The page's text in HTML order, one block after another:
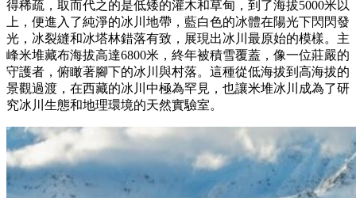
得稀疏，取而代之的是低矮的灌木和草甸，到了海拔5000米以
上，便進入了純淨的冰川地帶，藍白色的冰體在陽光下閃閃發
光，冰裂縫和冰塔林錯落有致，展現出冰川最原始的模樣。主
峰米堆藏布海拔高達6800米，終年被積雪覆蓋，像一位莊嚴的
守護者，俯瞰著腳下的冰川與村落。這種從低海拔到高海拔的
景觀過渡，在西藏的冰川中極為罕見，也讓米堆冰川成為了研
究冰川生態和地理環境的天然實驗室。